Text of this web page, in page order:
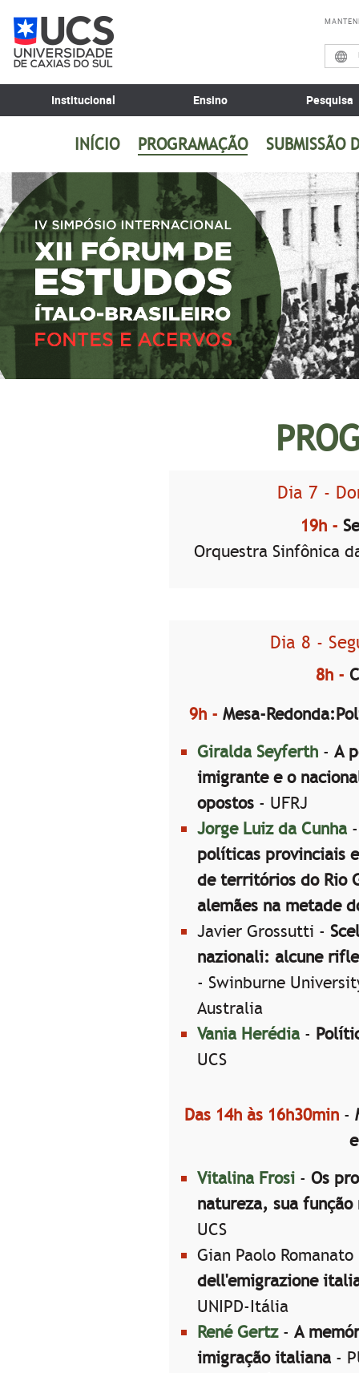
Institucional Ensino Pesquisa
INÍCIO PROGRAMAÇÃO SUBMISSÃO
Dia 7 -
19h -
Orquestra Sinfônica
Dia 8 -
8h -
9h - Mesa-
Giralda Seyferth - A
imigrante e o
opostos - UFRJ
Jorge Luiz da Cunha
políticas provinciais
de territórios do Rio
alemães na metade
Javier Grossutti -
nazionali: alcune
- Swinburne
Australia
Vania Herédia -
UCS
Das 14h às 16h30min-
Vitalina Frosi - Os
natureza, sua
UCS
Gian Paolo
dell'emigrazione
UNIPD-Itália
René Gertz- A
imigração italiana -